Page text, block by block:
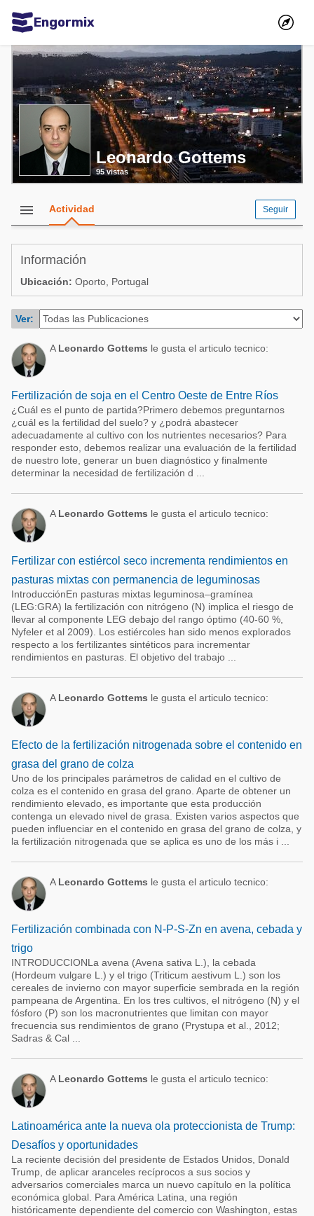
Engormix
Comunidades en español
Agricultura
Balanceados - Piensos
Avicultura
Ganadería
Lechería
Micotoxinas
Mascotas
Comunidades en inglés
Acuacultura
Micotoxinas
Avicultura
Porcicultura
Lechería
Balanceados - Piensos
Comunidades en portugués
Micotoxinas
Porcicultura
Ganadería
Lechería
Leonardo Gottems
95 vistas
menu Actividad Seguir
Información
Ubicación: Oporto, Portugal
Ver:
A Leonardo Gottems le gusta el articulo tecnico:
Fertilización de soja en el Centro Oeste de Entre Ríos
¿Cuál es el punto de partida?Primero debemos preguntarnos
¿cuál es la fertilidad del suelo? y ¿podrá abastecer
adecuadamente al cultivo con los nutrientes necesarios? Para
responder esto, debemos realizar una evaluación de la fertilidad
de nuestro lote, generar un buen diagnóstico y finalmente
determinar la necesidad de fertilización d ...
A Leonardo Gottems le gusta el articulo tecnico:
Fertilizar con estiércol seco incrementa rendimientos en
pasturas mixtas con permanencia de leguminosas
IntroducciónEn pasturas mixtas leguminosa–gramínea
(LEG:GRA) la fertilización con nitrógeno (N) implica el riesgo de
llevar al componente LEG debajo del rango óptimo (40-60 %,
Nyfeler et al 2009). Los estiércoles han sido menos explorados
respecto a los fertilizantes sintéticos para incrementar
rendimientos en pasturas. El objetivo del trabajo ...
A Leonardo Gottems le gusta el articulo tecnico:
Efecto de la fertilización nitrogenada sobre el contenido en
grasa del grano de colza
Uno de los principales parámetros de calidad en el cultivo de
colza es el contenido en grasa del grano. Aparte de obtener un
rendimiento elevado, es importante que esta producción
contenga un elevado nivel de grasa. Existen varios aspectos que
pueden influenciar en el contenido en grasa del grano de colza, y
la fertilización nitrogenada que se aplica es uno de los más i ...
A Leonardo Gottems le gusta el articulo tecnico:
Fertilización combinada con N-P-S-Zn en avena, cebada y
trigo
INTRODUCCIONLa avena (Avena sativa L.), la cebada
(Hordeum vulgare L.) y el trigo (Triticum aestivum L.) son los
cereales de invierno con mayor superficie sembrada en la región
pampeana de Argentina. En los tres cultivos, el nitrógeno (N) y el
fósforo (P) son los macronutrientes que limitan con mayor
frecuencia sus rendimientos de grano (Prystupa et al., 2012;
Sadras & Cal ...
A Leonardo Gottems le gusta el articulo tecnico:
Latinoamérica ante la nueva ola proteccionista de Trump:
Desafíos y oportunidades
La reciente decisión del presidente de Estados Unidos, Donald
Trump, de aplicar aranceles recíprocos a sus socios y
adversarios comerciales marca un nuevo capítulo en la política
económica global. Para América Latina, una región
históricamente dependiente del comercio con Washington, estas